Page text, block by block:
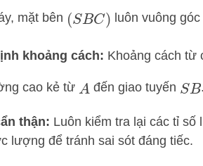
mặt bên (SBC) luôn vuông
khoảng cách: Khoảng cách từ
cao kẻ từ A đến giao tuyến SB.
thận: Luôn kiểm tra lại các tỉ
lượng để tránh sai sót đáng tiếc.